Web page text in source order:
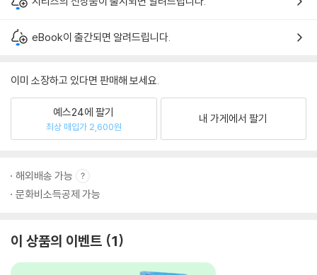
eBook이 출간되면 알려드립니다.
이미 소장하고 있다면 판매해 보세요.
예스24에 팔기
최상 매입가 2,600원
내 가게에서 팔기
해외배송 가능
문화비소득공제 가능
이 상품의 이벤트 1